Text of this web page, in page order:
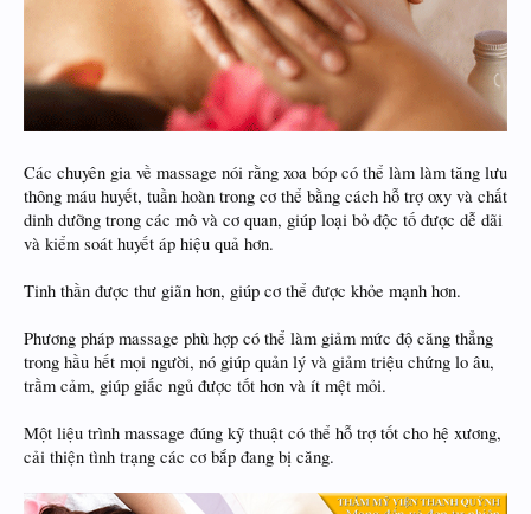
Các chuyên gia về massage nói rằng xoa bóp có thể làm làm tăng lưu
thông máu huyết, tuần hoàn trong cơ thể bằng cách hỗ trợ oxy và chất
dinh dưỡng trong các mô và cơ quan, giúp loại bỏ độc tố được dễ dãi
và kiểm soát huyết áp hiệu quả hơn.
Tinh thần được thư giãn hơn, giúp cơ thể được khỏe mạnh hơn.
Phương pháp massage phù hợp có thể làm giảm mức độ căng thẳng
trong hầu hết mọi người, nó giúp quản lý và giảm triệu chứng lo âu,
trầm cảm, giúp giấc ngủ được tốt hơn và ít mệt mỏi.
Một liệu trình massage đúng kỹ thuật có thể hỗ trợ tốt cho hệ xương,
cải thiện tình trạng các cơ bắp đang bị căng.